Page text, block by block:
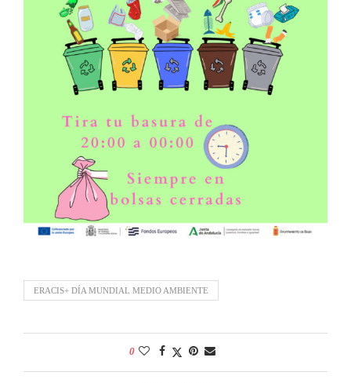
ERACIS+ DÍA MUNDIAL MEDIO AMBIENTE
0